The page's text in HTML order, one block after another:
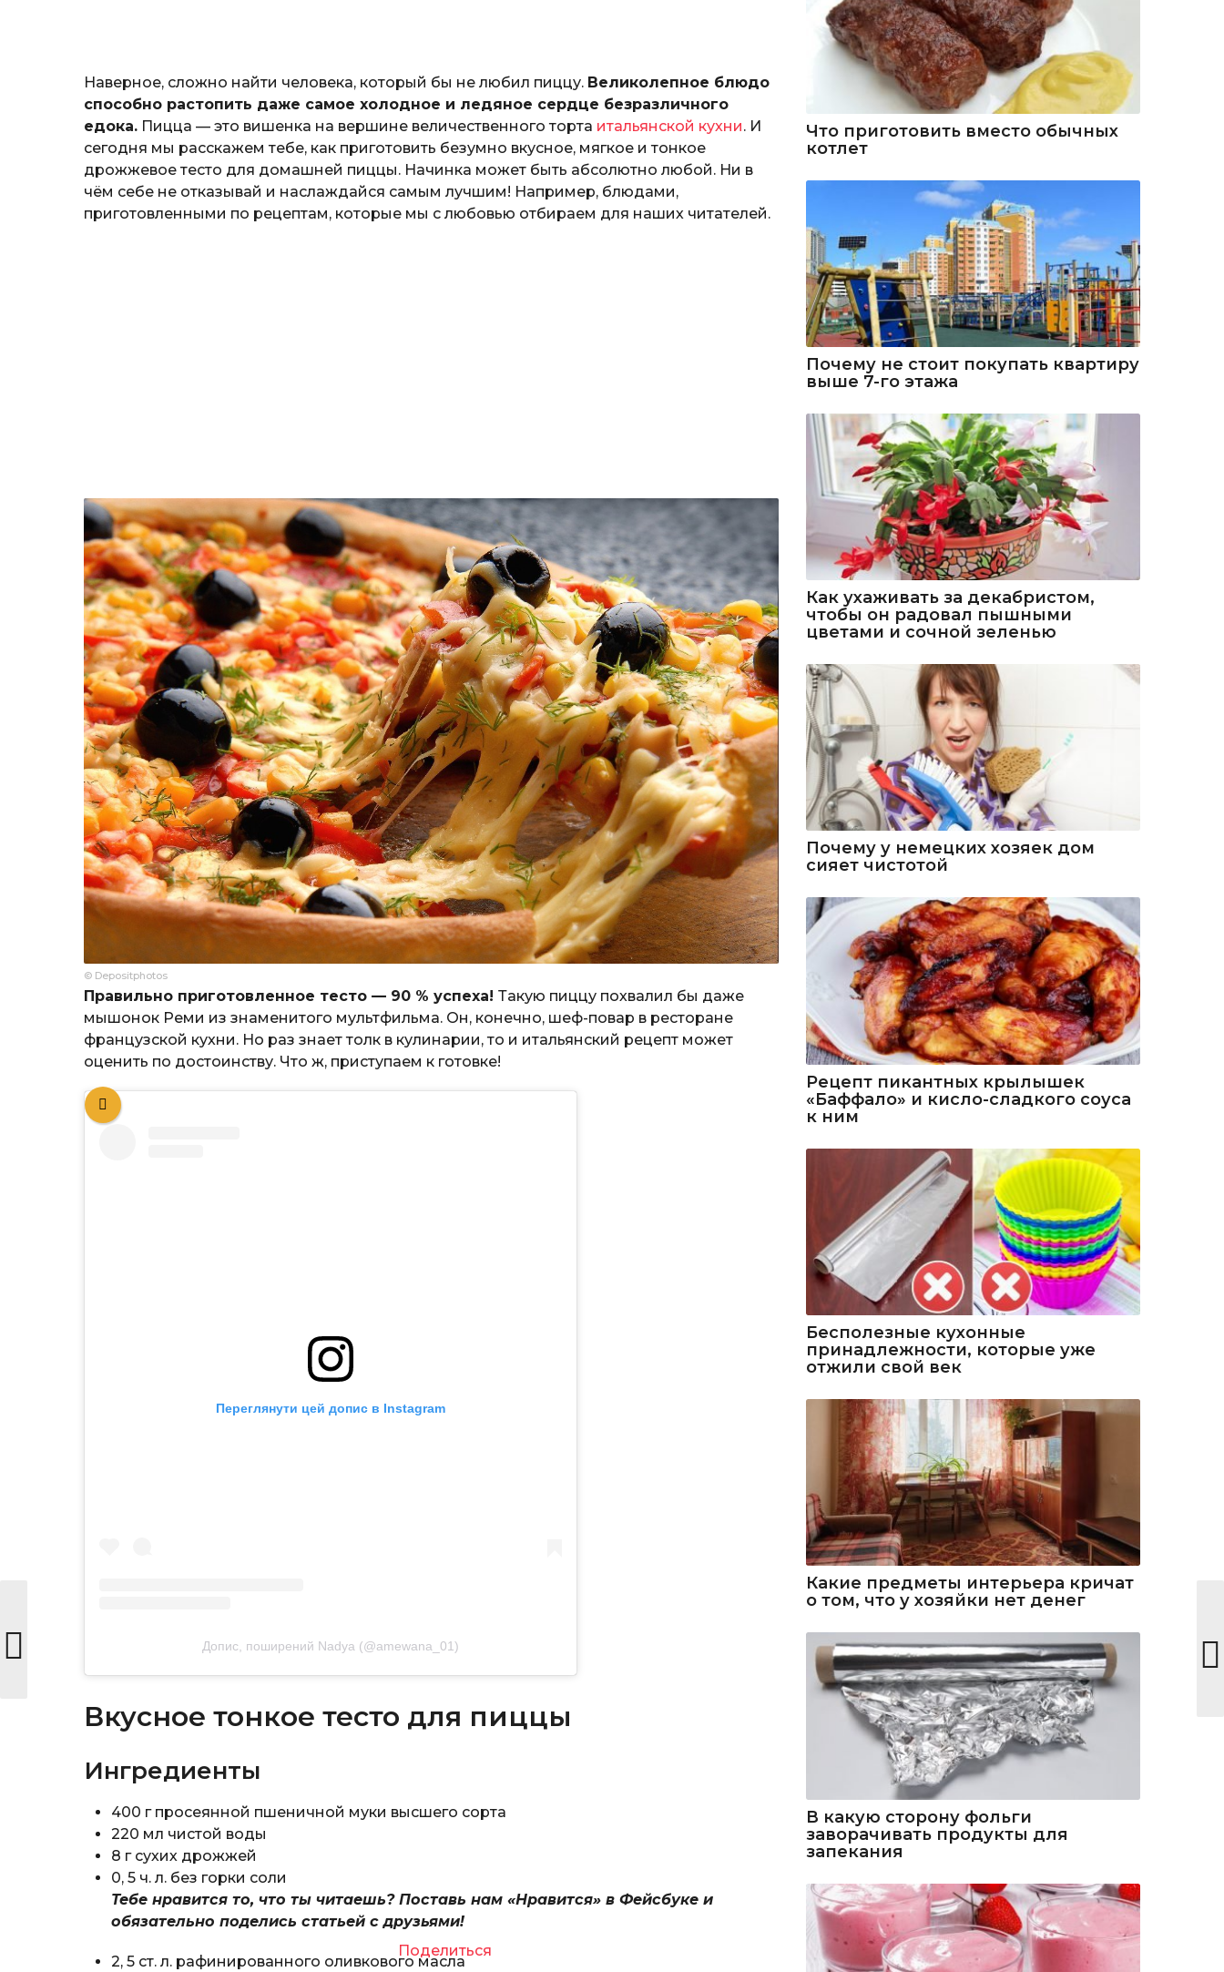
т
ю
к
Наверное, сложно найти человека, который бы не любил пиццу. Великолепное блюдо
способно растопить даже самое холодное и ледяное сердце безразличного
едока. Пицца — это вишенка на вершине величественного торта итальянской кухни. И
сегодня мы расскажем тебе, как приготовить безумно вкусное, мягкое и тонкое
дрожжевое тесто для домашней пиццы. Начинка может быть абсолютно любой. Ни в
чём себе не отказывай и наслаждайся самым лучшим! Например, блюдами,
приготовленными по рецептам, которые мы с любовью отбираем для наших читателей.
© Depositphotos
Правильно приготовленное тесто — 90 % успеха! Такую пиццу похвалил бы даже
мышонок Реми из знаменитого мультфильма. Он, конечно, шеф-повар в ресторане
французской кухни. Но раз знает толк в кулинарии, то и итальянский рецепт может
оценить по достоинству. Что ж, приступаем к готовке!
Переглянути цей допис в Instagram
Допис, поширений Nadya (@amewana_01)
Вкусное тонкое тесто для пиццы
Ингредиенты
400 г просеянной пшеничной муки высшего сорта
220 мл чистой воды
8 г сухих дрожжей
0, 5 ч. л. без горки соли
Тебе нравится то, что ты читаешь? Поставь нам «Нравится» в Фейсбуке и
обязательно поделись статьей с друзьями!
Поделиться
2, 5 ст. л. рафинированного оливкового масла
Что приготовить вместо обычных
котлет
Почему не стоит покупать квартиру
выше 7-го этажа
Как ухаживать за декабристом,
чтобы он радовал пышными
цветами и сочной зеленью
Почему у немецких хозяек дом
сияет чистотой
Рецепт пикантных крылышек
«Баффало» и кисло-сладкого соуса
к ним
Бесполезные кухонные
принадлежности, которые уже
отжили свой век
Какие предметы интерьера кричат
о том, что у хозяйки нет денег
В какую сторону фольги
заворачивать продукты для
запекания